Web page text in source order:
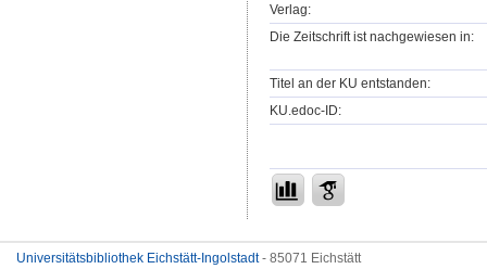
Verlag:
Die Zeitschrift ist nachgewiesen in:
Titel an der KU entstanden:
KU.edoc-ID:
Universitätsbibliothek Eichstätt-Ingolstadt- 85071 Eichstätt